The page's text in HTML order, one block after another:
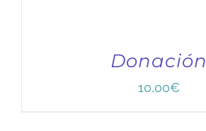
Donación
10,00€